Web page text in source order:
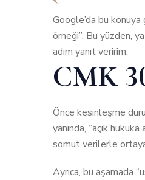
Google’da bu konuya
örneği”. Bu yüzden,
adım yanıt veririm.
CMK
Önce kesinleşme
yanında, “açık
somut verilerle
Ayrıca, bu aşamada